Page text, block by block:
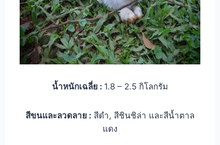
น้ำหนักเฉลี่ย : 1.8 – 2.5 กิโลกรัม
สีขนและลวดลาย : สีดำ, สีชินชิล่า และสีน้ำตาล
แดง